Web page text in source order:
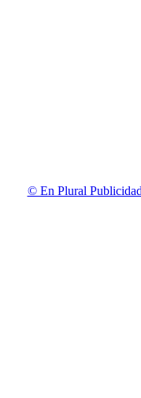
© En Plural